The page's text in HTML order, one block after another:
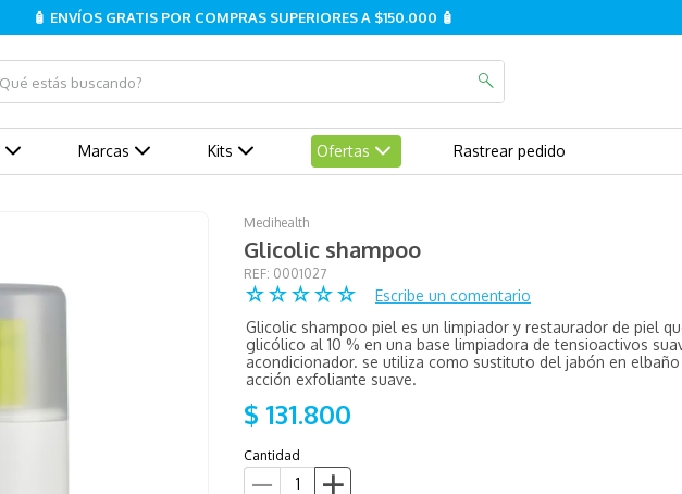
🧴 ENVÍOS GRATIS POR COMPRAS SUPERIORES A $150.000 🧴
estás buscando?
Marcas Kits Ofertas Rastrear pedido
Medihealth
Glicolic shampoo
: 0001027
☆☆☆☆☆
Escribe un comentario
Glicolic shampoo piel es un limpiador y restaurador de piel
glicólico al 10 % en una base limpiadora de tensioactivos
acondicionador. se utiliza como sustituto del jabón en
acción exfoliante suave.
$ 131.800
Cantidad